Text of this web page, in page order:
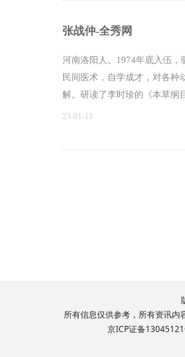
张战仲-全秀网
河南洛阳人。1974年底入伍
民间医术，自学成才，对各种
解。研读了李时珍的《本草纲
中药材，研究中草药如何才能
23-01-11
所有信息仅供参考，所有资讯
京ICP证备